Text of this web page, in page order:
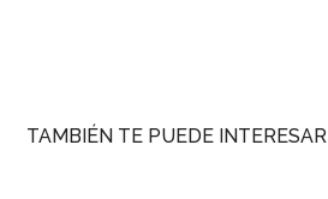
TAMBIÉN TE PUEDE INTERESAR